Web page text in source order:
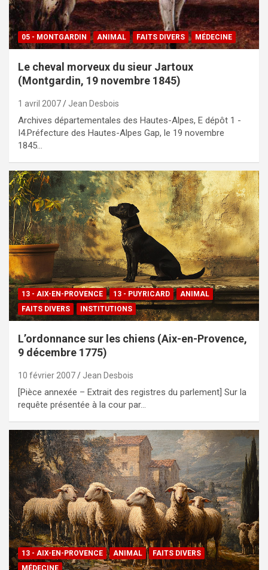
05 - MONTGARDIN ANIMAL FAITS DIVERS MÉDECINE
Le cheval morveux du sieur Jartoux
(Montgardin, 19 novembre 1845)
1 avril 2007 Jean Desbois
Archives départementales des Hautes-Alpes, E dépôt 1 -
I4.Préfecture des Hautes-Alpes Gap, le 19 novembre
1845…
13 - AIX-EN-PROVENCE 13 - PUYRICARD
ANIMAL
FAITS DIVERS
INSTITUTIONS
L’ordonnance sur les chiens (Aix-en-Provence,
9 décembre 1775)
10 février 2007 Jean Desbois
[Pièce annexée – Extrait des registres du parlement] Sur la
requête présentée à la cour par…
13 - AIX-EN-PROVENCE ANIMAL
FAITS DIVERS
MÉDECINE